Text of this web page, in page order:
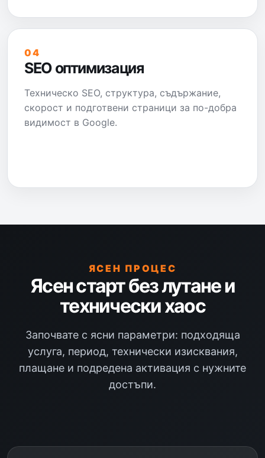
04
SEO оптимизация
Техническо SEO, структура, съдържание,
скорост и подготвени страници за по-добра
видимост в Google.
ЯСЕН ПРОЦЕС
Ясен старт без лутане и
технически хаос
Започвате с ясни параметри: подходяща
услуга, период, технически изисквания,
плащане и подредена активация с нужните
достъпи.